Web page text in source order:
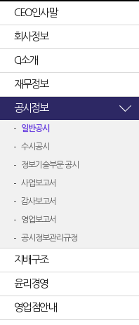
CEO인사말
회사정보
CI소개
재무정보
공시정보
일반공시
수시공시
정보기술부문 공시
사업보고서
감사보고서
영업보고서
공시정보관리규정
지배구조
윤리경영
영업점안내